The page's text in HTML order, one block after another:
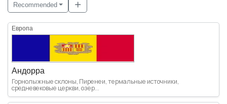
Recommended
Европа
Андорра
Горнолыжные склоны, Пиренеи, термальные источники,
средневековые церкви, озер...